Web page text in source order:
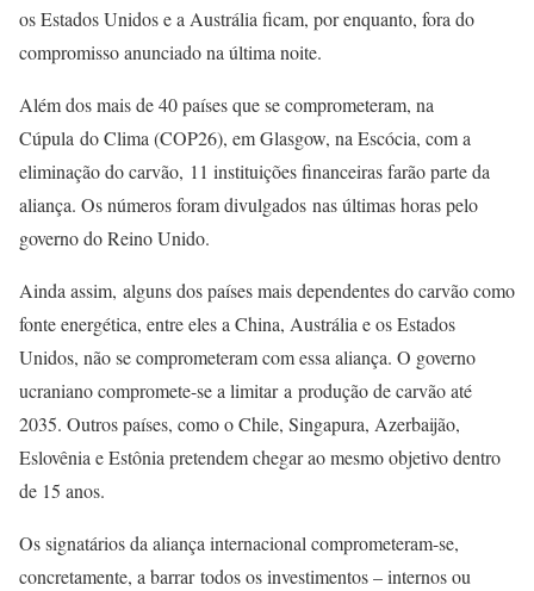
os Estados Unidos e a Austrália ficam, por enquanto, fora do
compromisso anunciado na última noite.
Além dos mais de 40 países que se comprometeram, na
Cúpula do Clima (COP26), em Glasgow, na Escócia, com a
eliminação do carvão, 11 instituições financeiras farão parte da
aliança. Os números foram divulgados nas últimas horas pelo
governo do Reino Unido.
Ainda assim, alguns dos países mais dependentes do carvão como
fonte energética, entre eles a China, Austrália e os Estados
Unidos, não se comprometeram com essa aliança. O governo
ucraniano compromete-se a limitar a produção de carvão até
2035. Outros países, como o Chile, Singapura, Azerbaijão,
Eslovênia e Estônia pretendem chegar ao mesmo objetivo dentro
de 15 anos.
Os signatários da aliança internacional comprometeram-se,
concretamente, a barrar todos os investimentos – internos ou